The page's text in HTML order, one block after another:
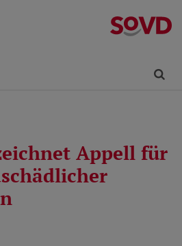
Appell für